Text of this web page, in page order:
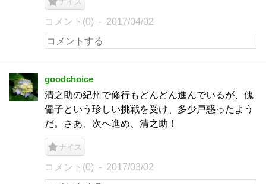
コメント(0) 2017/04/02
goodchoice
清之助の紀州で修行もどんどん進んでいるが、傀
儡子という珍しい挑戦を受け、多少戸惑ったよう
だ。さあ、次へ進め、清之助！
ナイス
コメント(0) 2017/03/02